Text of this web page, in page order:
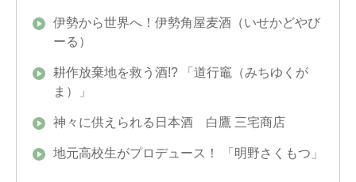
伊勢から世界へ！伊勢角屋麦酒（いせかどやび
ーる）
耕作放棄地を救う酒!? 「道行竈（みちゆくが
ま）」
神々に供えられる日本酒 白鷹 三宅商店
地元高校生がプロデュース！ 「明野さくもつ」